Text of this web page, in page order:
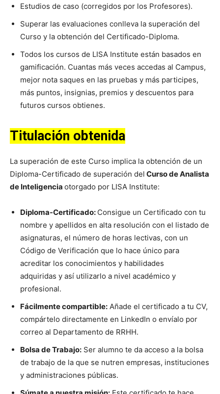
Estudios de caso (corregidos por los Profesores).
Superar las evaluaciones conlleva la superación del
Curso y la obtención del Certificado-Diploma.
Todos los cursos de LISA Institute están basados en
gamificación. Cuantas más veces accedas al Campus,
mejor nota saques en las pruebas y más participes,
más puntos, insignias, premios y descuentos para
futuros cursos obtienes.
Titulación obtenida
La superación de este Curso implica la obtención de un
Diploma-Certificado de superación del Curso de Analista
de Inteligencia otorgado por LISA Institute:
Diploma-Certificado: Consigue un Certificado con tu
nombre y apellidos en alta resolución con el listado de
asignaturas, el número de horas lectivas, con un
Código de Verificación que lo hace único para
acreditar los conocimientos y habilidades
adquiridas y así utilizarlo a nivel académico y
profesional.
Fácilmente compartible: Añade el certificado a tu CV,
compártelo directamente en LinkedIn o envíalo por
correo al Departamento de RRHH.
Bolsa de Trabajo: Ser alumno te da acceso a la bolsa
de trabajo de la que se nutren empresas, instituciones
y administraciones públicas.